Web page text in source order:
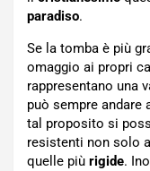
paradiso.
Se la tomba è più
omaggio ai propri
rappresentano una
può sempre
tal proposito si
resistenti non solo
quelle più rigide.